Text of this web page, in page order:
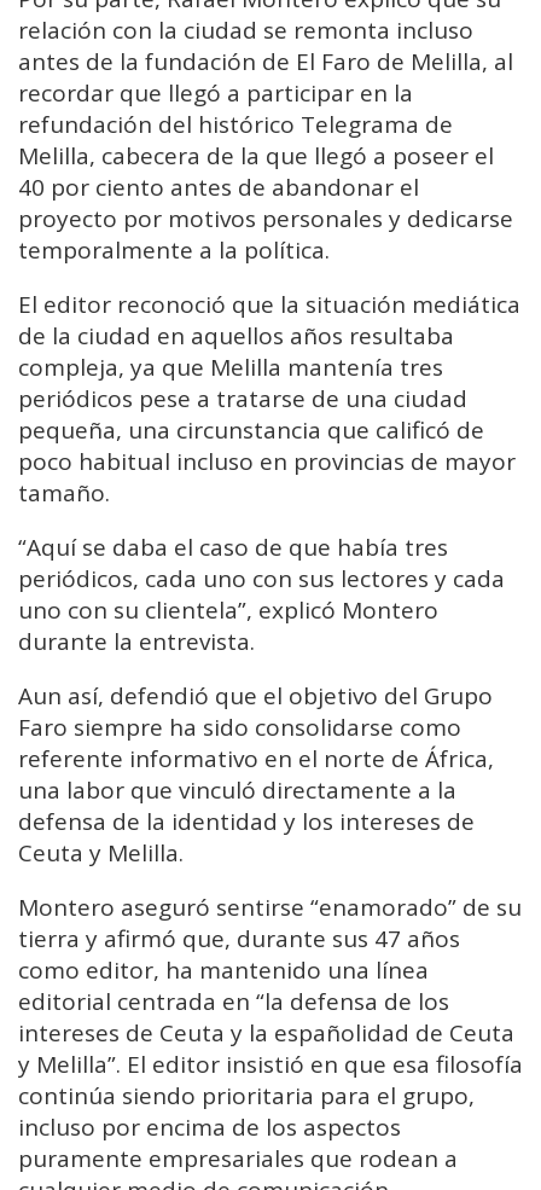
relación con la ciudad se remonta incluso
antes de la fundación de El Faro de Melilla, al
recordar que llegó a participar en la
refundación del histórico Telegrama de
Melilla, cabecera de la que llegó a poseer el
40 por ciento antes de abandonar el
proyecto por motivos personales y dedicarse
temporalmente a la política.
El editor reconoció que la situación mediática
de la ciudad en aquellos años resultaba
compleja, ya que Melilla mantenía tres
periódicos pese a tratarse de una ciudad
pequeña, una circunstancia que calificó de
poco habitual incluso en provincias de mayor
tamaño.
“Aquí se daba el caso de que había tres
periódicos, cada uno con sus lectores y cada
uno con su clientela”, explicó Montero
durante la entrevista.
Aun así, defendió que el objetivo del Grupo
Faro siempre ha sido consolidarse como
referente informativo en el norte de África,
una labor que vinculó directamente a la
defensa de la identidad y los intereses de
Ceuta y Melilla.
Montero aseguró sentirse “enamorado” de su
tierra y afirmó que, durante sus 47 años
como editor, ha mantenido una línea
editorial centrada en “la defensa de los
intereses de Ceuta y la españolidad de Ceuta
y Melilla”. El editor insistió en que esa filosofía
continúa siendo prioritaria para el grupo,
incluso por encima de los aspectos
puramente empresariales que rodean a